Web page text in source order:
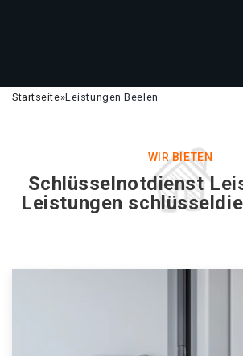
Startseite»Leistungen Beelen
WIR BIETEN
Schlüsselnotdienst
Leistungen